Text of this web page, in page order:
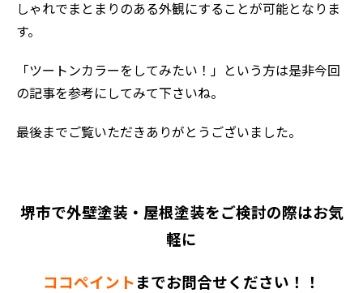
しゃれでまとまりのある外観にすることが可能となりま
す。
「ツートンカラーをしてみたい！」という方は是非今回
の記事を参考にしてみて下さいね。
最後までご覧いただきありがとうございました。
堺市で外壁塗装・屋根塗装をご検討の際はお気
軽に
ココペイント までお問合せください！！